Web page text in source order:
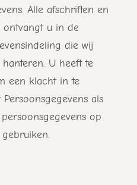
Alle afschriften en
ontvangt u in de
die wij
U heeft te
een klacht in te
als
op